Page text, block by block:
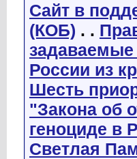
Сайт в
(КОБ) . .
России из
Шесть
"Закона об
геноциде в
Светлая